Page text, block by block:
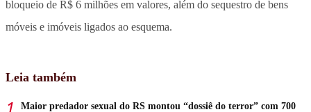
bloqueio de R$ 6 milhões em valores, além do sequestro de bens
móveis e imóveis ligados ao esquema.
Leia também
Maior predador sexual do RS montou “dossiê do terror” com 700